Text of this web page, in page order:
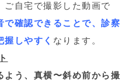
ご自宅で撮影した動画で
で確認できることで、診察
しやすく なります。
よう、真横〜斜め前から撮